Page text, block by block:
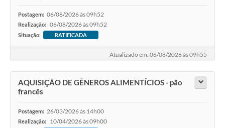
Postagem: 06/08/2026 às 09h52
Realização: 06/08/2026 às 09h52
Situação: RATIFICADA
Atualizado em: 06/08/2026 às 09h55
AQUISIÇÃO DE GÊNEROS ALIMENTÍCIOS - pão
francês
Postagem: 26/03/2026 às 14h00
Realização: 10/04/2026 às 09h00